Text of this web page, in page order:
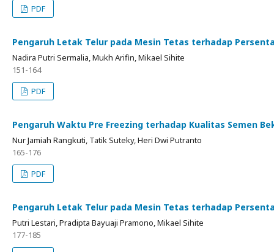
PDF
Pengaruh Letak Telur pada Mesin Tetas terhadap
Nadira Putri Sermalia, Mukh Arifin, Mikael Sihite
151-164
PDF
Pengaruh Waktu Pre Freezing terhadap Kualitas Semen
Nur Jamiah Rangkuti, Tatik Suteky, Heri Dwi Putranto
165-176
PDF
Pengaruh Letak Telur pada Mesin Tetas terhadap
Putri Lestari, Pradipta Bayuaji Pramono, Mikael Sihite
177-185